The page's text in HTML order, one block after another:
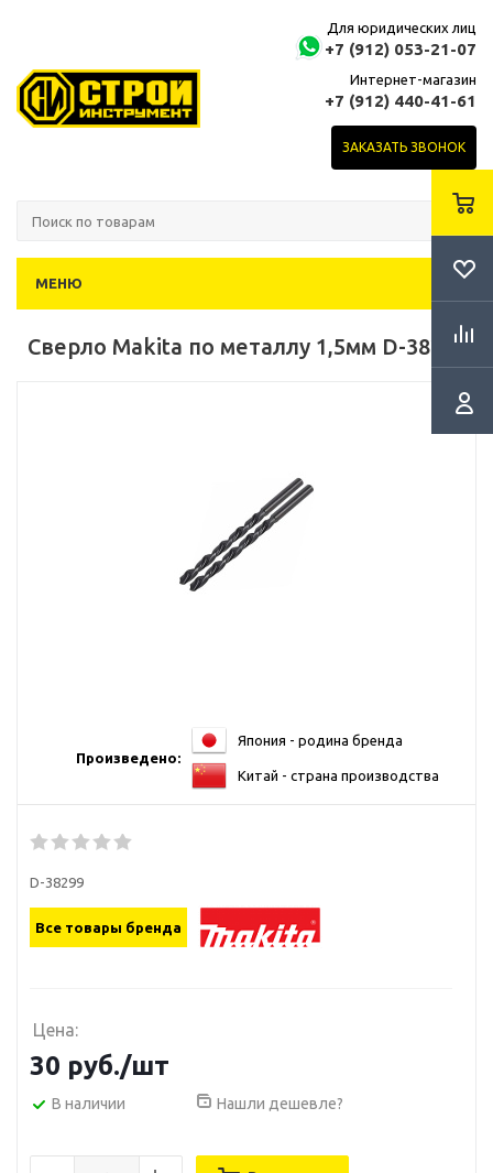
Для юридических лиц
+7 (912) 053-21-07
Интернет-магазин
+7 (912) 440-41-61
ЗАКАЗАТЬ ЗВОНОК
МЕНЮ
Сверло Makita по металлу 1,5мм D-38299
Произведено:
Япония - родина бренда
Китай - страна производства
D-38299
Все товары бренда
Цена:
30 руб./шт
В наличии Нашли дешевле?